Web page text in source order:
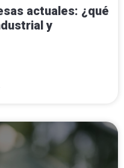
actuales: ¿qué
y